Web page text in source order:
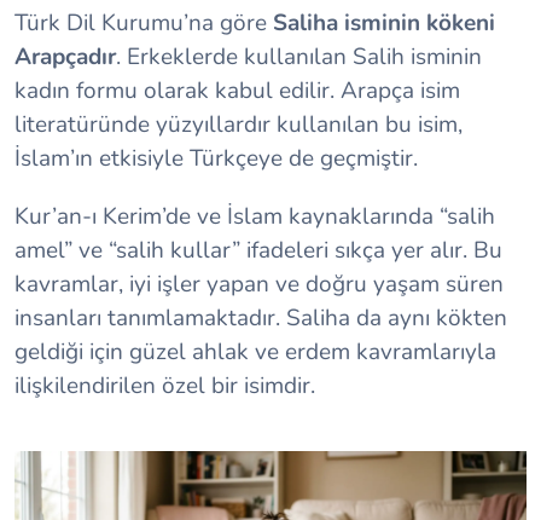
Türk Dil Kurumu’na göre Saliha isminin kökeni
Arapçadır. Erkeklerde kullanılan Salih isminin
kadın formu olarak kabul edilir. Arapça isim
literatüründe yüzyıllardır kullanılan bu isim,
İslam’ın etkisiyle Türkçeye de geçmiştir.
Kur’an-ı Kerim’de ve İslam kaynaklarında “salih
amel” ve “salih kullar” ifadeleri sıkça yer alır. Bu
kavramlar, iyi işler yapan ve doğru yaşam süren
insanları tanımlamaktadır. Saliha da aynı kökten
geldiği için güzel ahlak ve erdem kavramlarıyla
ilişkilendirilen özel bir isimdir.